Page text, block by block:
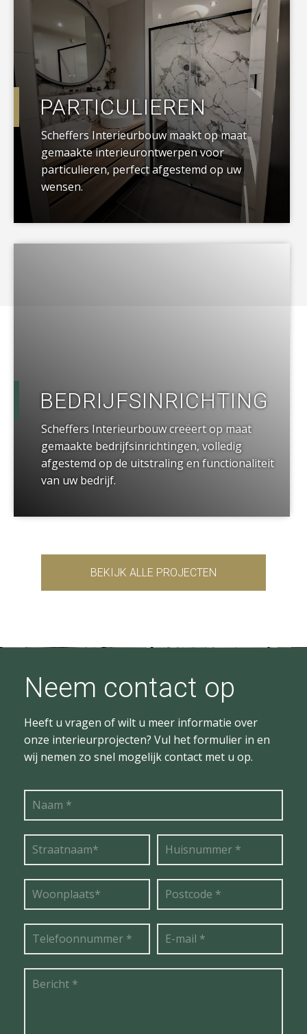
PARTICULIEREN
Scheffers Interieurbouw maakt op maat
gemaakte interieurontwerpen voor
particulieren, perfect afgestemd op uw
wensen.
BEDRIJFSINRICHTING
Scheffers Interieurbouw creëert op maat
gemaakte bedrijfsinrichtingen, volledig
afgestemd op de uitstraling en functionaliteit
van uw bedrijf.
BEKIJK ALLE PROJECTEN
Neem contact op
Heeft u vragen of wilt u meer informatie over
onze interieurprojecten? Vul het formulier in en
wij nemen zo snel mogelijk contact met u op.